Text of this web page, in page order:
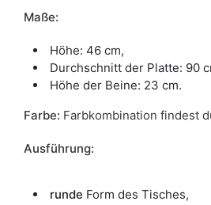
Maße:
Höhe: 46 cm,
Durchschnitt der Platte: 90
Höhe der Beine: 23 cm.
Farbe: Farbkombination findest
Ausführung:
runde Form des Tisches,